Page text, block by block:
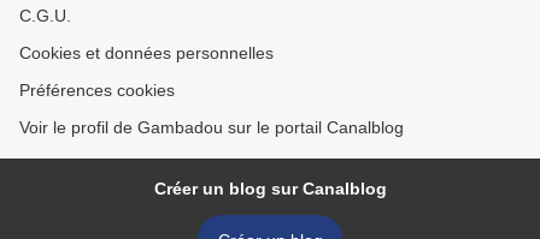
C.G.U.
Cookies et données personnelles
Préférences cookies
Voir le profil de Gambadou sur le portail Canalblog
Créer un blog sur Canalblog